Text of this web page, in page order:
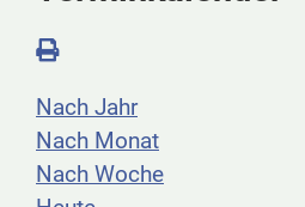
Nach Jahr
Nach Monat
Nach Woche